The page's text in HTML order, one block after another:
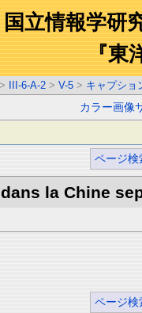
国立情報学研
『東
> III-6-A-2 > V-5 > キャプショ
カラー画像
ページ検
la Chine
ページ検